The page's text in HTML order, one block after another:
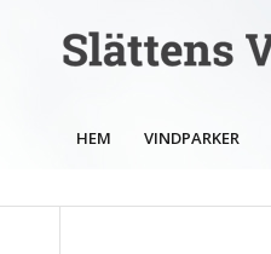
HEM VINDPARKER